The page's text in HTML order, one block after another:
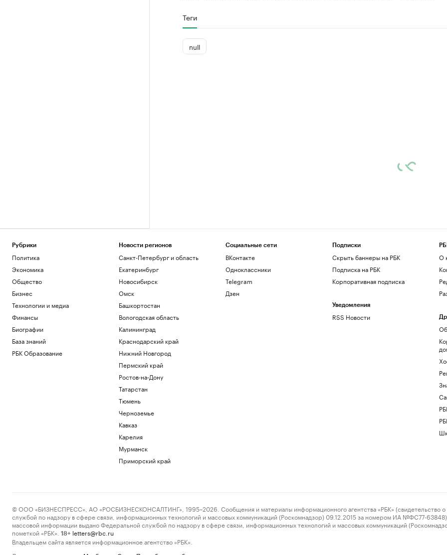
Теги
null
Рубрики
Политика
Экономика
Общество
Бизнес
Технологии и медиа
Финансы
Биографии
База знаний
РБК Образование
Новости регионов
Санкт-Петербург и область
Екатеринбург
Новосибирск
Омск
Башкортостан
Вологодская область
Калининград
Краснодарский край
Нижний Новгород
Пермский край
Ростов-на-Дону
Татарстан
Тюмень
Черноземье
Кавказ
Карелия
Мурманск
Приморский край
Социальные сети
ВКонтакте
Одноклассники
Telegram
Дзен
Подписки
Скрыть баннеры на РБК
Подписка на РБК
Корпоративная подписка
Уведомления
RSS Новости
О
© ООО «БИЗНЕСПРЕСС», АО «РОСБИЗНЕСКОНСАЛТИНГ», 1995–2026. Сообщения и материалы информационного агентства «РБК» (свидетельство о
службой по надзору в сфере связи, информационных технологий и массовых коммуникаций (Роскомнадзор) 09.12.2015 за номером ИА №ФС77-63848)
массовой информации выдано Федеральной службой по надзору в сфере связи, информационных технологий и массовых коммуникаций
пометкой «РБК».
18+ letters@rbc.ru
Владельцем сайта является информационное агентство «РБК».